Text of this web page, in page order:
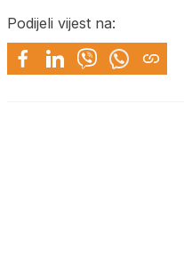
Podijeli vijest na: